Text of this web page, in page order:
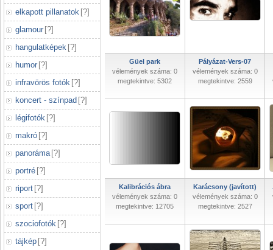
elkapott pillanatok [?]
glamour [?]
hangulatképek [?]
humor [?]
infravörös fotók [?]
koncert - színpad [?]
légifotók [?]
makró [?]
panoráma [?]
portré [?]
riport [?]
sport [?]
szociofotók [?]
tájkép [?]
Güel park
vélemények száma: 0
megtekintve: 5302
Pályázat-Vers-07
vélemények száma: 0
megtekintve: 2559
Kalibrációs ábra
vélemények száma: 0
megtekintve: 12705
Karácsony (javított)
vélemények száma: 0
megtekintve: 2527